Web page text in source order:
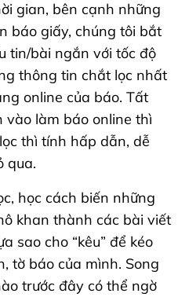
gian, bên cạnh những
báo giấy, chúng tôi bắt
tin/bài ngắn với tốc độ
thông tin chắt lọc nhất
online của báo. Tất
vào làm báo online thì
thì tính hấp dẫn, dễ
qua.
học cách biến những
khan thành các bài viết
sao cho “kêu” để kéo
tờ báo của mình. Song
trước đây có thể ngờ